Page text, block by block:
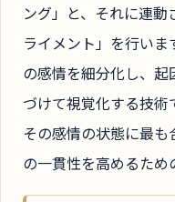
ング」と、それに連
ライメント」を行い
の感情を細分化し、
づけて視覚化する技術
その感情の状態に最
の一貫性を高めるため